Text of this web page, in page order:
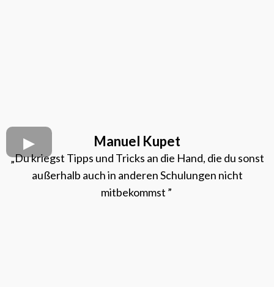
Manuel Kupet
„Du kriegst Tipps und Tricks an die Hand, die du sonst
außerhalb auch in anderen Schulungen nicht
mitbekommst ”